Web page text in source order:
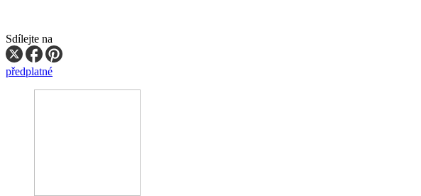
Sdílejte na
předplatné